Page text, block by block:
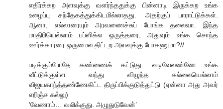
எதிர்க்கற அளவுக்கு வளர்ந்ததுக்கு பின்னாடி இருக்கற உங்க
உழைப்பு சந்தேகத்துக்கிடமில்லாதது. அதற்குப் பாராட்டுக்கள்.
ஆனா, எல்லாரையும் அரவணைச்சுப் போங்க தலைவா. இந்த
மாதிரியெல்லாம் பப்ளிக்ல ஒருத்தரை, அதுவும் உங்க சொந்த
ஊர்க்காரரை ஒருமைல திட்டற அளவுக்கு போகணுமா?//
படிக்கும்போதே கண்ணைக் கட்டுது. வடிவேலண்ணே உங்க
வீட்டுக்குள்ள வந்து விழுந்த கல்லையெல்லாம்
விஜயகாந்த்தண்ணேகிட்ட திருப்பிக்குடுத்துட்டு (ஏன்னா அது அவர்
எறிஞ்ச கல்லு)
‘வேணாம்… வலிக்குது. அழுதுடுவேன்’